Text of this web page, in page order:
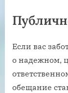
Если вас
о надежном,
обещание